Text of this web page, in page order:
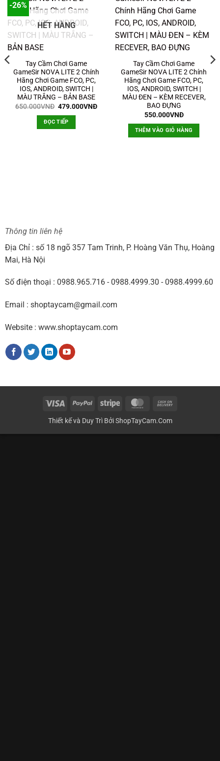
-26%
HẾT HÀNG
Tay Cầm Chơi Game
GameSir NOVA LITE 2 Chính
Hãng Chơi Game FCO, PC,
IOS, ANDROID, SWITCH |
MÀU TRẮNG – BẢN BASE
650.000VNĐ Giá
là:
650.000VNĐ.
479.000VNĐGiá
479.000VNĐ.
ĐỌC TIẾP
Tay Cầm Chơi Game
GameSir NOVA LITE 2 Chính
Hãng Chơi Game FCO, PC,
IOS, ANDROID, SWITCH |
MÀU ĐEN – KÈM RECEVER,
BAO ĐỰNG
550.000VNĐ
THÊM VÀO GIỎ HÀNG
Thông tin liên hệ
Địa Chỉ : số 18 ngõ 357 Tam Trinh, P. Hoàng Văn Thụ, Hoàng
Mai, Hà Nội
Số điện thoại : 0988.965.716 - 0988.4999.30 - 0988.4999.60
Email : shoptaycam@gmail.com
Website : www.shoptaycam.com
Visa PayPal Stripe MasterCard
Thiết kế và Duy Trì BởiShopTayCam.Com